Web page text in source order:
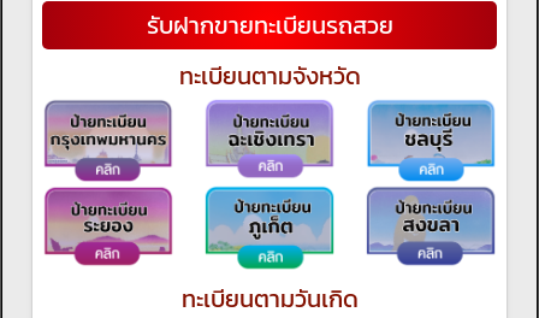
รับฝากขายทะเบียนรถสวย
ทะเบียนตามจังหวัด
ทะเบียนตามวันเกิด